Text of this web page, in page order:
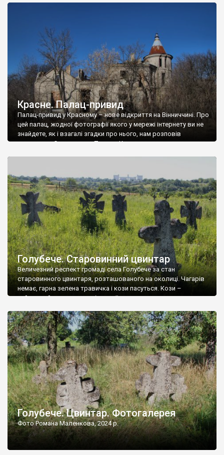
Красне. Палац-привид
Палац-привид у Красному – нове відкриття на Вінниччині. Про
цей палац, жодної фотографії якого у мережі інтернету ви не
знайдете, як і взагалі згадки про нього, нам розповів
мешканець Самгородка. Палац у Красному вразив не лише
Голубече. Старовинний цвинтар
Величезний респект громаді села Голубече за стан
старовинного цвинтаря, розташованого на околиці. Чагарів
немає, гарна зелена травичка і кози пасуться. Кози –
найкращий регулятор шкідливої, для старих кладовищ,
бруньками, кози ті бруньки обгризають, бо то улюблений
делікатес. На цвинтарі у Голубечому ціла колекція
різноманітних форм хрестів. Село відносно невелике, […]
Голубече. Цвинтар. Фотогалерея
Фото Романа Маленкова, 2024 р.